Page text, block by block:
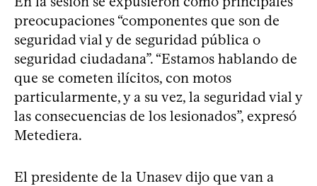
preocupaciones “componentes que son de
seguridad vial y de seguridad pública o
seguridad ciudadana”. “Estamos hablando de
que se cometen ilícitos, con motos
particularmente, y a su vez, la seguridad vial y
las consecuencias de los lesionados”, expresó
Metediera.
El presidente de la Unasev dijo que van a